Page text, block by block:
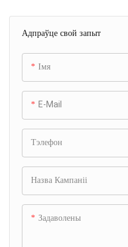
Адпраўце свой запыт
Імя
E-Mail
Тэлефон
Назва Кампаніі
Задаволены
сваёй выключнай трываласцю.
Нашы формы распрацаваны з
выкарыстаннем высакаякасных
матэрыялаў і дакладных метадаў,
якія гарантуюць, што яны
вытрымліваюць інтэнсіўнае
выкарыстанне і захоўваюць сваю
цэласнасць на працягу тысяч
вытворчых цыклаў. Гэтая
трывалая канструкцыя не толькі
гарантуе нязменную якасць у
кожнай вырабленай скрыні, але
таксама зніжае патрэбы ў
абслугоўванні і павялічвае